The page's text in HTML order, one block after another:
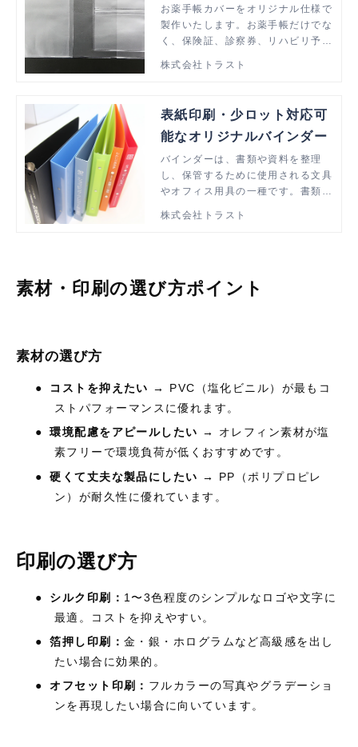
低価格で解決
お薬手帳カバーをオリジナル仕様で
製作いたします。お薬手帳だけでな
く、保険証、診察券、リハビリ予約
まとめて収納できる仕様も可能で
株式会社トラスト
表紙印刷・少ロット対応可
能なオリジナルバインダー
バインダーは、書類や資料を整理
し、保管するために使用される文具
やオフィス用具の一種です。書類を
株式会社トラスト
素材・印刷の選び方ポイント
素材の選び方
● コストを抑えたい → PVC （塩化ビニル）が最もコ
ストパフォーマンスに優れます。
●
環境配慮をアピールしたい → オレフィン素材が塩
素フリーで環境負荷が低くおすすめです。
●
硬くて丈夫な製品にしたい → PP
（ポリプロピレ
ン）が耐久性に優れています。
印刷の選び方
● シルク印刷： 1 〜3色程度のシンプルなロゴや文字に
最適。コストを抑えやすい。
●
箔押し印刷： 金・銀・ホログラムなど高級感を出し
たい場合に効果的。
●
オフセット印刷： フルカラーの写真やグラデーショ
ンを再現したい場合に向いています。